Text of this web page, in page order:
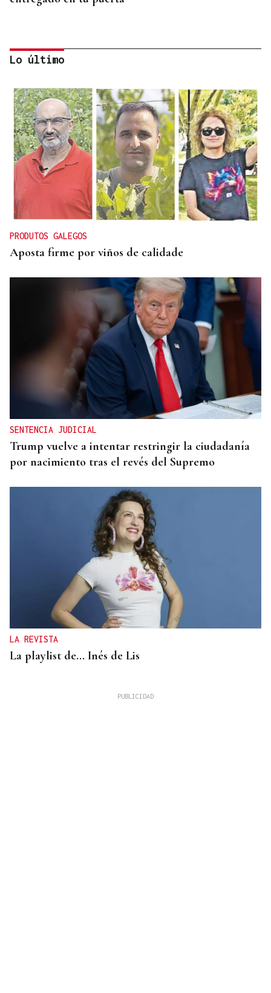
CONATO EXTINGUIDO
Vídeo | Se desata un incendio forestal en una
cantera de Untes
Lo último
PRODUTOS GALEGOS
Aposta firme por viños de calidade
SENTENCIA JUDICIAL
Trump vuelve a intentar restringir la ciudadanía
por nacimiento tras el revés del Supremo
LA REVISTA
La playlist de... Inés de Lis